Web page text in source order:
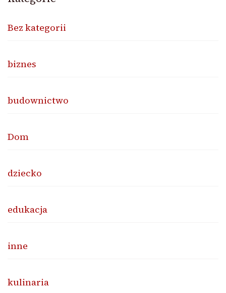
Bez kategorii
biznes
budownictwo
Dom
dziecko
edukacja
inne
kulinaria